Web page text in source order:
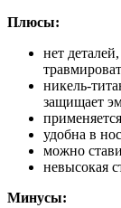
Плюсы:
нет
никель-
защищает
удобна в
можно
невысокая
Минусы: